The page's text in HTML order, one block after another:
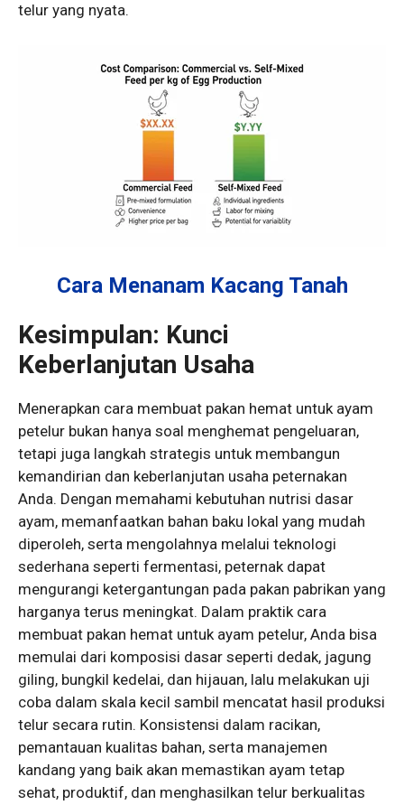
telur yang nyata.
Cara Menanam Kacang Tanah
Kesimpulan: Kunci
Keberlanjutan Usaha
Menerapkan cara membuat pakan hemat untuk ayam
petelur bukan hanya soal menghemat pengeluaran,
tetapi juga langkah strategis untuk membangun
kemandirian dan keberlanjutan usaha peternakan
Anda. Dengan memahami kebutuhan nutrisi dasar
ayam, memanfaatkan bahan baku lokal yang mudah
diperoleh, serta mengolahnya melalui teknologi
sederhana seperti fermentasi, peternak dapat
mengurangi ketergantungan pada pakan pabrikan yang
harganya terus meningkat. Dalam praktik cara
membuat pakan hemat untuk ayam petelur, Anda bisa
memulai dari komposisi dasar seperti dedak, jagung
giling, bungkil kedelai, dan hijauan, lalu melakukan uji
coba dalam skala kecil sambil mencatat hasil produksi
telur secara rutin. Konsistensi dalam racikan,
pemantauan kualitas bahan, serta manajemen
kandang yang baik akan memastikan ayam tetap
sehat, produktif, dan menghasilkan telur berkualitas